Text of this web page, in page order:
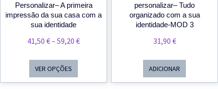
Personalizar– A primeira
impressão da sua casa com a
sua identidade
41,50 €– 59,20 €Price
VER OPÇÕES
personalizar– Tudo
organizado com a sua
identidade-MOD 3
31,90 €
ADICIONAR